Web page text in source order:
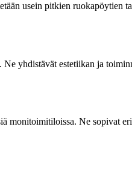
usein pitkien ruokapöytien
yhdistävät estetiikan ja
Ne sopivat